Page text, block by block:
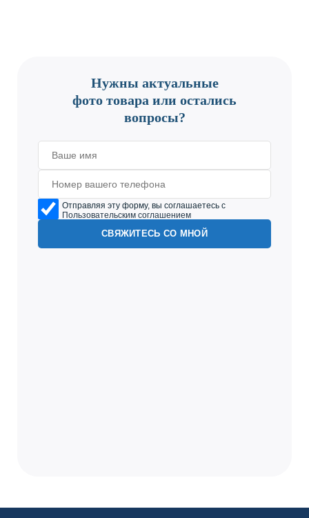
Нужны актуальные
фото товара или остались
вопросы?
Отправляя эту форму, вы соглашаетесь с
Пользовательским соглашением